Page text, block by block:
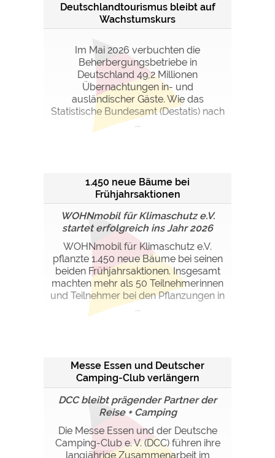
Deutschlandtourismus bleibt auf
Wachstumskurs
Im Mai 2026 verbuchten die
Beherbergungsbetriebe in
Deutschland 49,2 Millionen
Übernachtungen in- und
ausländischer Gäste. Wie das
Statistische Bundesamt (Destatis) nach
...
1.450 neue Bäume bei
Frühjahrsaktionen
WOHNmobil für Klimaschutz e.V.
startet erfolgreich ins Jahr 2026
WOHNmobil für Klimaschutz e.V.
pflanzte 1.450 neue Bäume bei seinen
beiden Frühjahrsaktionen. Insgesamt
machten mehr als 50 Teilnehmerinnen
und Teilnehmer bei den Pflanzungen in
...
Messe Essen und Deutscher
Camping-Club verlängern
Kooperation
DCC bleibt prägender Partner der
Reise + Camping
Die Messe Essen und der Deutsche
Camping-Club e. V. (DCC) führen ihre
langjährige Zusammenarbeit im